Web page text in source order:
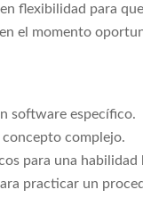
flexibilidad para
el momento
software específico.
complejo.
para una habilidad
practicar un